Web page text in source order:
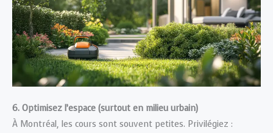
6. Optimisez l’espace (surtout en milieu urbain)
À Montréal, les cours sont souvent petites. Privilégiez :